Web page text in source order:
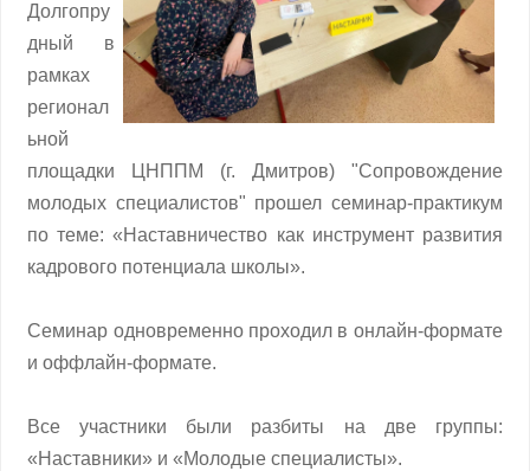
Долгопру
дный в
рамках
регионал
ьной
площадки ЦНППМ (г. Дмитров) "Сопровождение
молодых специалистов" прошел семинар-практикум
по теме: «Наставничество как инструмент развития
кадрового потенциала школы».
Семинар одновременно проходил в онлайн-формате
и оффлайн-формате.
Все участники были разбиты на две группы:
«Наставники» и «Молодые специалисты».